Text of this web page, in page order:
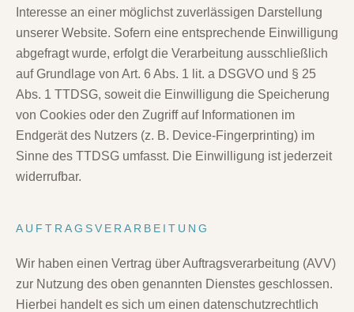
Interesse an einer möglichst zuverlässigen Darstellung
unserer Website. Sofern eine entsprechende Einwilligung
abgefragt wurde, erfolgt die Verarbeitung ausschließlich
auf Grundlage von Art. 6 Abs. 1 lit. a DSGVO und § 25
Abs. 1 TTDSG, soweit die Einwilligung die Speicherung
von Cookies oder den Zugriff auf Informationen im
Endgerät des Nutzers (z. B. Device-Fingerprinting) im
Sinne des TTDSG umfasst. Die Einwilligung ist jederzeit
widerrufbar.
AUFTRAGSVERARBEITUNG
Wir haben einen Vertrag über Auftragsverarbeitung (AVV)
zur Nutzung des oben genannten Dienstes geschlossen.
Hierbei handelt es sich um einen datenschutzrechtlich